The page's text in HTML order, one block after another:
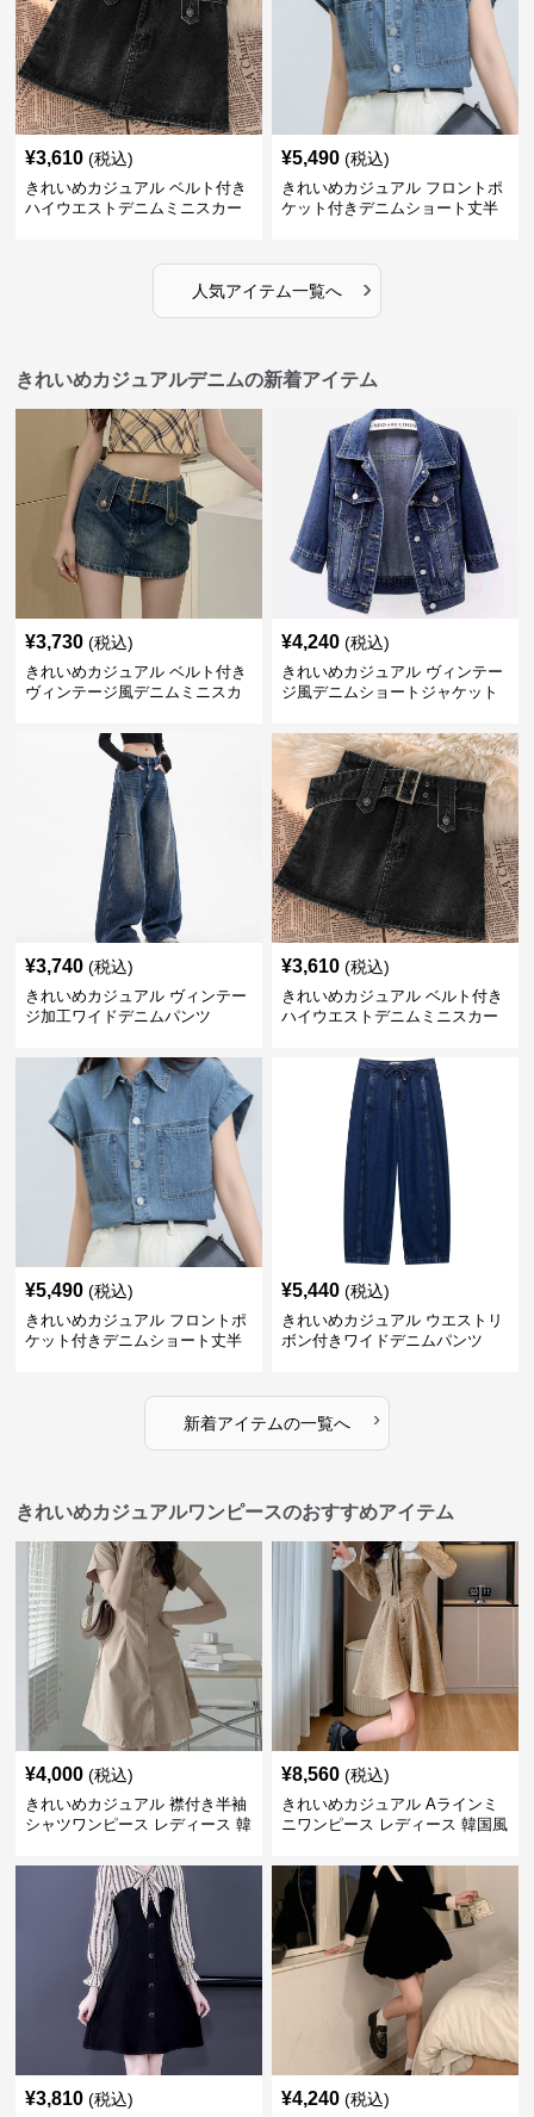
¥3,610 (税込)
きれいめカジュアル ベルト付き
ハイウエストデニムミニスカー
¥5,490 (税込)
きれいめカジュアル フロントポ
ケット付きデニムショート丈半
人気アイテム一覧へ ›
きれいめカジュアルデニムの新着アイテム
¥3,730 (税込)
きれいめカジュアル ベルト付き
ヴィンテージ風デニムミニスカ
¥4,240 (税込)
きれいめカジュアル ヴィンテー
ジ風デニムショートジャケット
¥3,740 (税込)
きれいめカジュアル ヴィンテー
ジ加工ワイドデニムパンツ
¥3,610 (税込)
きれいめカジュアル ベルト付き
ハイウエストデニムミニスカー
¥5,490 (税込)
きれいめカジュアル フロントポ
ケット付きデニムショート丈半
¥5,440 (税込)
きれいめカジュアル ウエストリ
ボン付きワイドデニムパンツ
新着アイテムの一覧へ ›
きれいめカジュアルワンピースのおすすめアイテム
¥4,000 (税込)
きれいめカジュアル 襟付き半袖
シャツワンピース レディース 韓
ト ウエストマーク スタイルアッ
プ Aライン 小柄さん◎
¥8,560 (税込)
きれいめカジュアル Aラインミ
ニワンピース レディース 韓国風
上丈 春秋 ウエストマーク 上品
エレガント
¥3,810 (税込) ¥4,240 (税込)